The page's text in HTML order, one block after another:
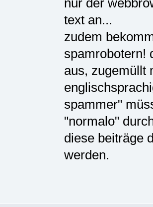
text an...
zudem
spamrobotern!
aus, zugemüllt
spammer"
"normalo"
diese beiträge
werden.